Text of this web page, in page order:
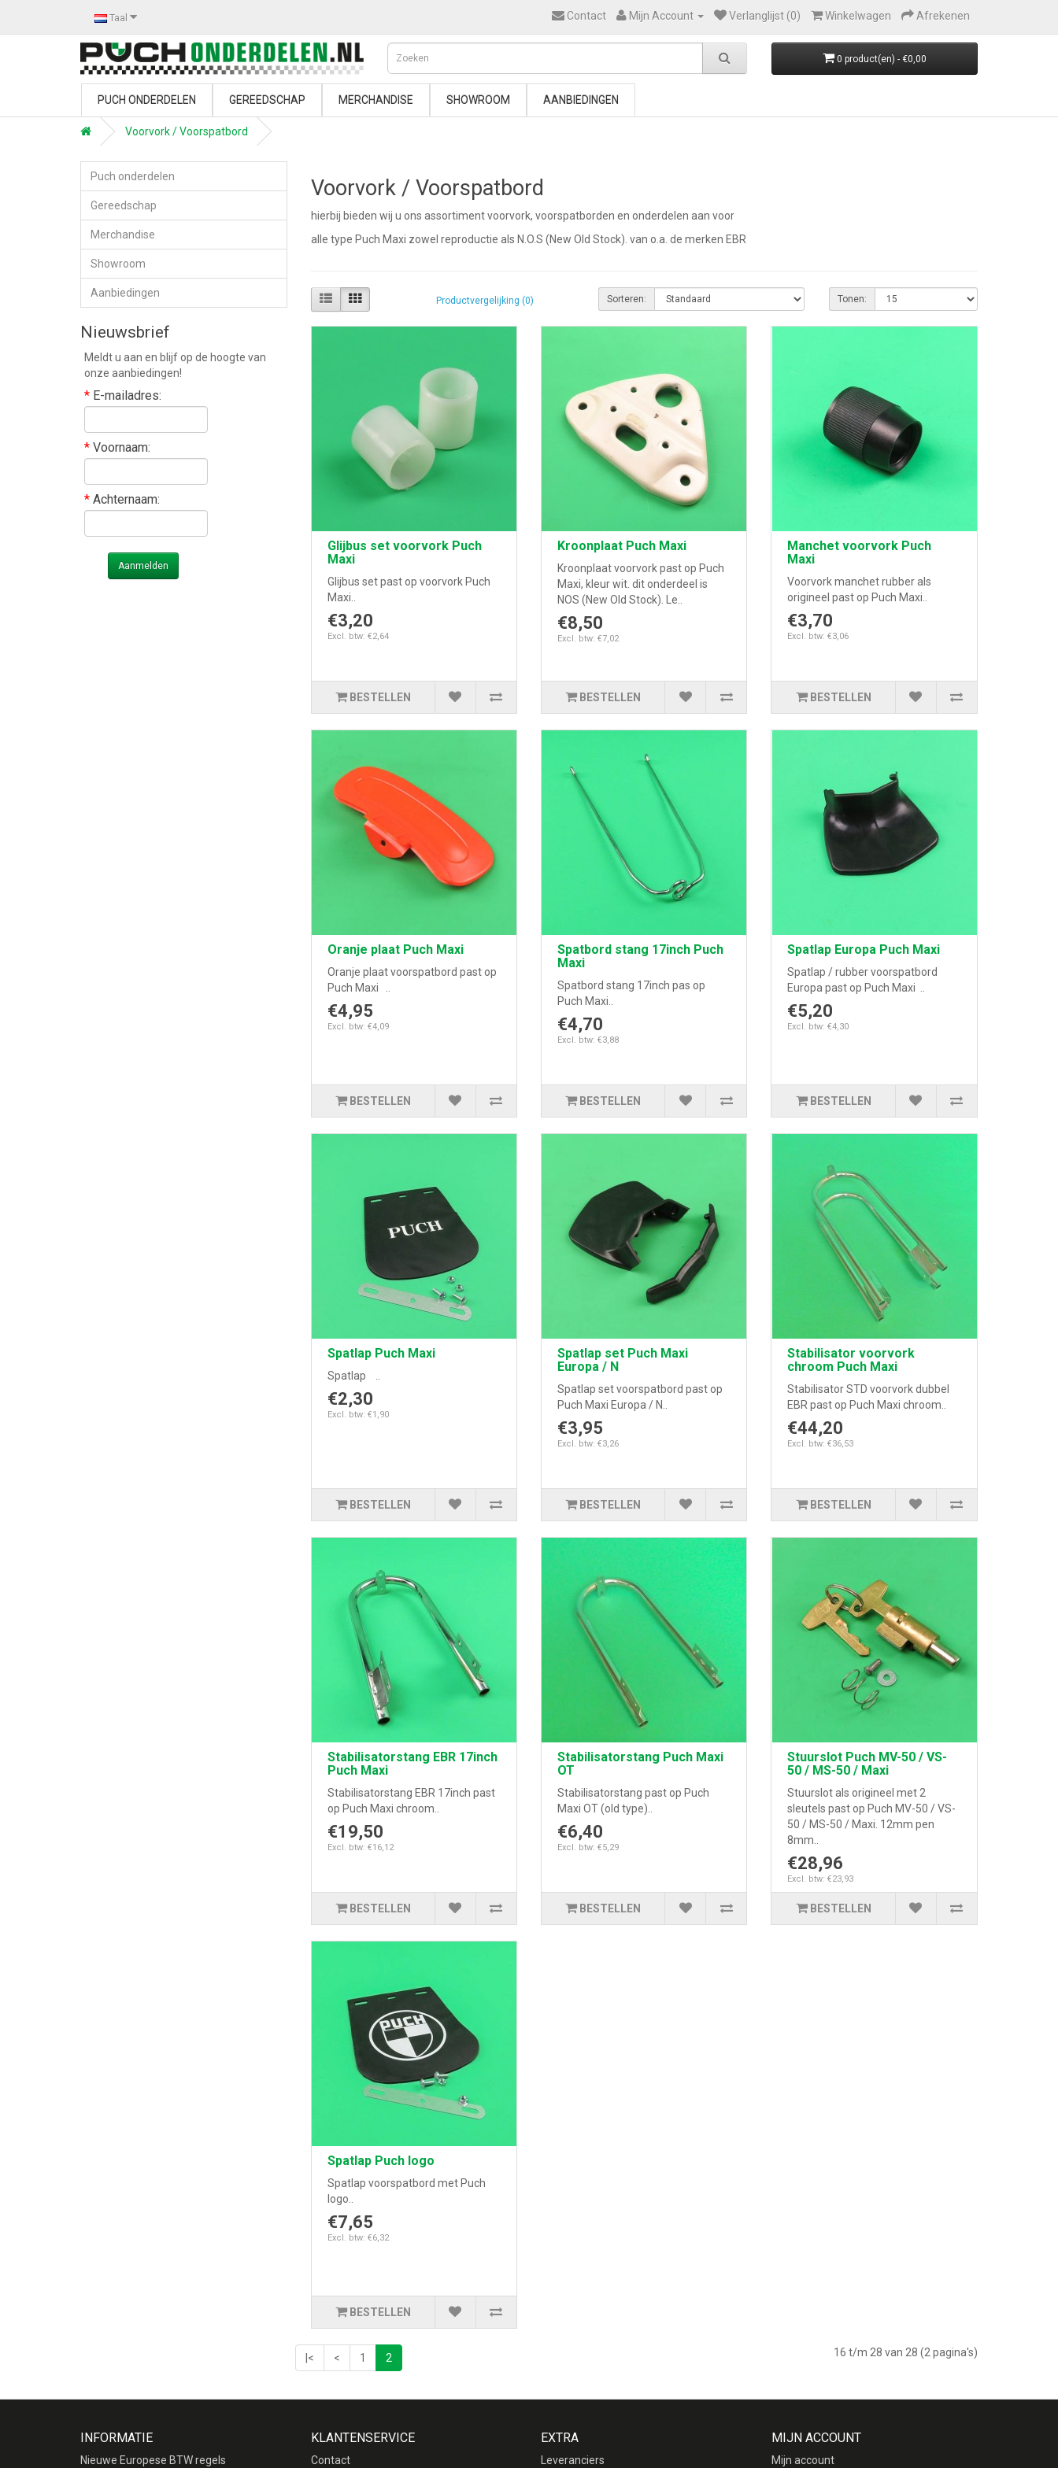
Taal Contact Mijn Account Verlanglijst (0) Winkelwagen Afrekenen
0 product(en) - €0,00
PUCH ONDERDELEN GEREEDSCHAP MERCHANDISE SHOWROOM AANBIEDINGEN
Voorvork / Voorspatbord
Puch onderdelen
Gereedschap
Merchandise
Showroom
Aanbiedingen
Nieuwsbrief
Meldt u aan en blijf op de hoogte van
onze aanbiedingen!
* E-mailadres:
* Voornaam:
* Achternaam:
Aanmelden
Voorvork / Voorspatbord
hierbij bieden wij u ons assortiment voorvork, voorspatborden en onderdelen aan voor
alle type Puch Maxi zowel reproductie als N.O.S (New Old Stock). van o.a. de merken EBR
Productvergelijking (0) Sorteren: Tonen:
Glijbus set voorvork Puch
Maxi
Glijbus set past op voorvork Puch
Maxi..
€3,20
Excl. btw: €2,64
BESTELLEN
Kroonplaat Puch Maxi
Kroonplaat voorvork past op Puch
Maxi, kleur wit. dit onderdeel is
NOS (New Old Stock). Le..
€8,50
Excl. btw: €7,02
BESTELLEN
Manchet voorvork Puch
Maxi
Voorvork manchet rubber als
origineel past op Puch Maxi..
€3,70
Excl. btw: €3,06
BESTELLEN
Oranje plaat Puch Maxi
Oranje plaat voorspatbord past op
Puch Maxi ..
€4,95
Excl. btw: €4,09
BESTELLEN
Spatbord stang 17inch Puch
Maxi
Spatbord stang 17inch pas op
Puch Maxi..
€4,70
Excl. btw: €3,88
BESTELLEN
Spatlap Europa Puch Maxi
Spatlap / rubber voorspatbord
Europa past op Puch Maxi ..
€5,20
Excl. btw: €4,30
BESTELLEN
Spatlap Puch Maxi
Spatlap ..
€2,30
Excl. btw: €1,90
BESTELLEN
Spatlap set Puch Maxi
Europa / N
Spatlap set voorspatbord past op
Puch Maxi Europa / N..
€3,95
Excl. btw: €3,26
BESTELLEN
Stabilisator voorvork
chroom Puch Maxi
Stabilisator STD voorvork dubbel
EBR past op Puch Maxi chroom..
€44,20
Excl. btw: €36,53
BESTELLEN
Stabilisatorstang EBR 17inch
Puch Maxi
Stabilisatorstang EBR 17inch past
op Puch Maxi chroom..
€19,50
Excl. btw: €16,12
BESTELLEN
Stabilisatorstang Puch Maxi
OT
Stabilisatorstang past op Puch
Maxi OT (old type)..
€6,40
Excl. btw: €5,29
BESTELLEN
Stuurslot Puch MV-50 / VS-
50 / MS-50 / Maxi
Stuurslot als origineel met 2
sleutels past op Puch MV-50 / VS-
50 / MS-50 / Maxi. 12mm pen
8mm..
€28,96
Excl. btw: €23,93
BESTELLEN
Spatlap Puch logo
Spatlap voorspatbord met Puch
logo..
€7,65
Excl. btw: €6,32
BESTELLEN
|< < 1 2 16 t/m 28 van 28 (2 pagina's)
INFORMATIE
Nieuwe Europese BTW regels
KLANTENSERVICE
Contact
EXTRA
Leveranciers
MIJN ACCOUNT
Mijn account